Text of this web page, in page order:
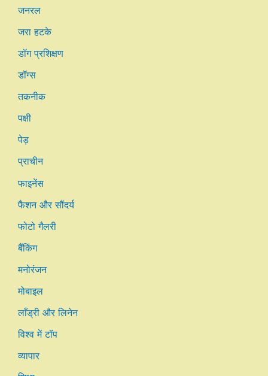
जनरल
जरा हटके
डॉग प्रशिक्षण
डॉग्स
तकनीक
पक्षी
पेड़
प्राचीन
फाइनेंस
फैशन और सौंदर्य
फोटो गैलरी
बैंकिंग
मनोरंजन
मोबाइल
लाँड्री और लिनेन
विश्व में टॉप
व्यापार